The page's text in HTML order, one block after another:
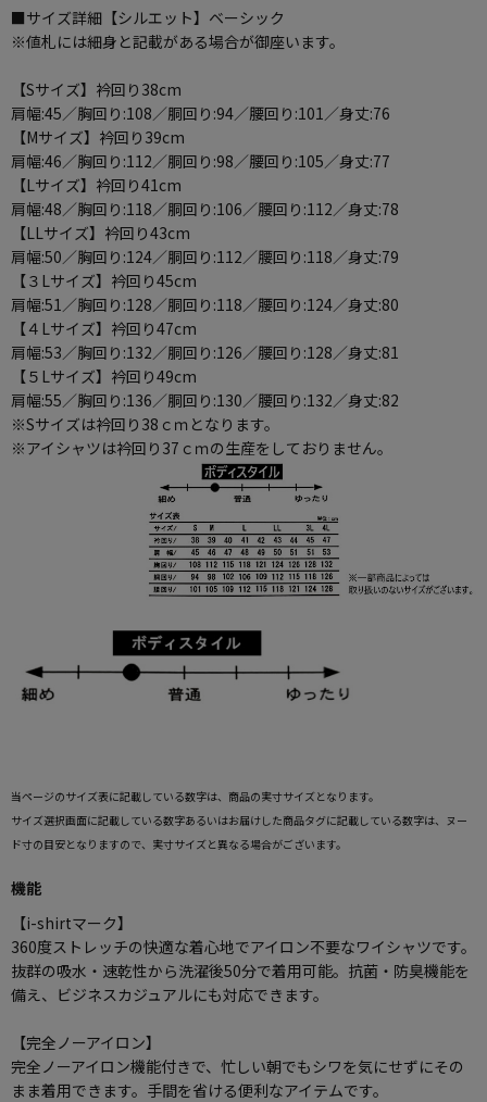
■サイズ詳細【シルエット】ベーシック
※値札には細身と記載がある場合が御座います。
【Sサイズ】衿回り38cm
肩幅:45／胸回り:108／胴回り:94／腰回り:101／身丈:76
【Mサイズ】衿回り39cm
肩幅:46／胸回り:112／胴回り:98／腰回り:105／身丈:77
【Lサイズ】衿回り41cm
肩幅:48／胸回り:118／胴回り:106／腰回り:112／身丈:78
【LLサイズ】衿回り43cm
肩幅:50／胸回り:124／胴回り:112／腰回り:118／身丈:79
【３Lサイズ】衿回り45cm
肩幅:51／胸回り:128／胴回り:118／腰回り:124／身丈:80
【４Lサイズ】衿回り47cm
肩幅:53／胸回り:132／胴回り:126／腰回り:128／身丈:81
【５Lサイズ】衿回り49cm
肩幅:55／胸回り:136／胴回り:130／腰回り:132／身丈:82
※Sサイズは衿回り38ｃｍとなります。
※アイシャツは衿回り37ｃｍの生産をしておりません。
当ページのサイズ表に記載している数字は、商品の実寸サイズとなります。
サイズ選択画面に記載している数字あるいはお届けした商品タグに記載している数字は、ヌー
ド寸の目安となりますので、実寸サイズと異なる場合がございます。
機能
【i-shirtマーク】
360度ストレッチの快適な着心地でアイロン不要なワイシャツです。
抜群の吸水・速乾性から洗濯後50分で着用可能。抗菌・防臭機能を
備え、ビジネスカジュアルにも対応できます。
【完全ノーアイロン】
完全ノーアイロン機能付きで、忙しい朝でもシワを気にせずにその
まま着用できます。手間を省ける便利なアイテムです。